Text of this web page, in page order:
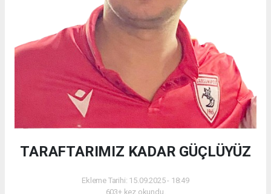
TARAFTARIMIZ KADAR GÜÇLÜYÜZ
Ekleme Tarihi: 15.09.2025 - 18:49
603+ kez okundu.